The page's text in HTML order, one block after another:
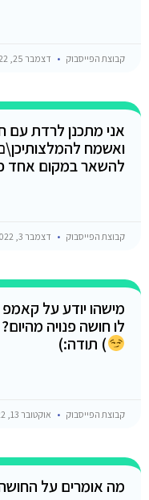
קבוצת הפייסבוק דצמבר 25, 2022
ואשמח
להשאר במקום אחד
קבוצת הפייסבוק דצמבר 3, 2022
מישהו יודע על
לו חושה פנויה
) תודה:)
קבוצת הפייסבוק אוקטובר 13, 2022
מה אומרים על החושה